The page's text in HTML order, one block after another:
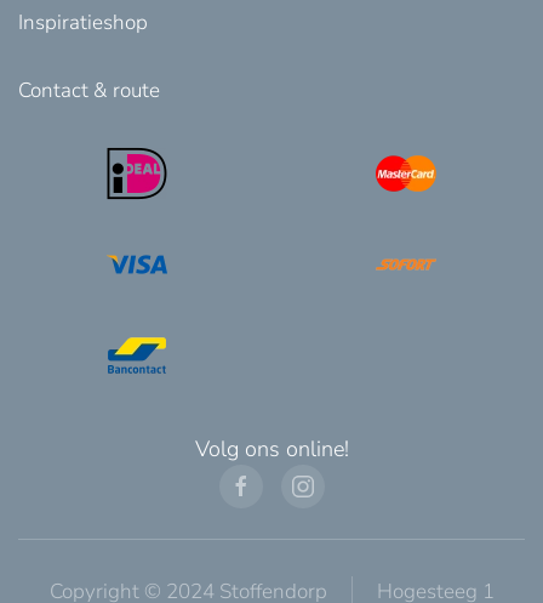
Inspiratieshop
Contact & route
Volg ons online!
Copyright © 2024 Stoffendorp Hogesteeg 1